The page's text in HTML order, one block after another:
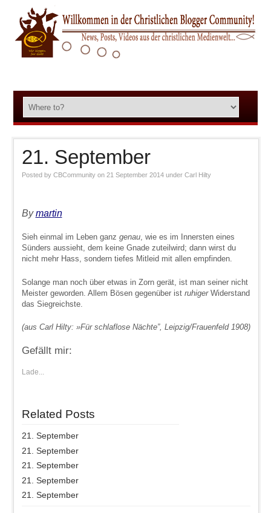
21. September
Posted by CBCommunity on 21 September 2014 under Carl Hilty
Bymartin
Sieh einmal im Leben ganz genau, wie es im Innersten eines
Sünders aussieht, dem keine Gnade zuteilwird; dann wirst du
nicht mehr Hass, sondern tiefes Mitleid mit allen empfinden.
Solange man noch über etwas in Zorn gerät, ist man seiner nicht
Meister geworden. Allem Bösen gegenüber ist ruhigerWiderstand
das Siegreichste.
(aus Carl Hilty: »Für schlaflose Nächte”, Leipzig/Frauenfeld 1908)
Gefällt mir:
Lade...
Related Posts
21. September
21. September
21. September
21. September
21. September